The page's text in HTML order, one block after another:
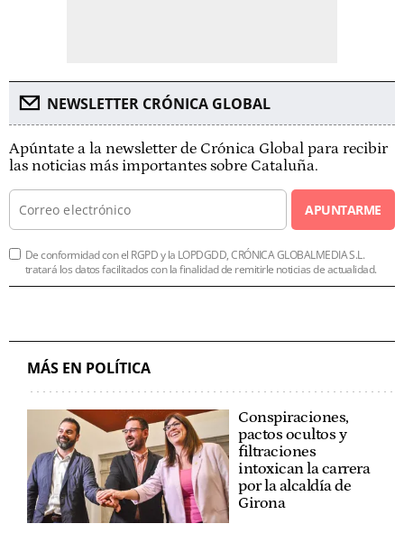
NEWSLETTER CRÓNICA GLOBAL
Apúntate a la newsletter de Crónica Global para recibir
las noticias más importantes sobre Cataluña.
APUNTARME
De conformidad con el RGPD y la LOPDGDD, CRÓNICA GLOBALMEDIA S.L.
tratará los datos facilitados con la finalidad de remitirle noticias de actualidad.
MÁS EN POLÍTICA
Conspiraciones,
pactos ocultos y
filtraciones
intoxican la carrera
por la alcaldía de
Girona